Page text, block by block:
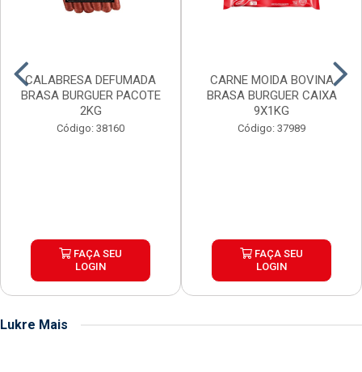
CALABRESA DEFUMADA
BRASA BURGUER PACOTE
2KG
Código: 38160
FAÇA SEU
LOGIN
CARNE MOIDA BOVINA
BRASA BURGUER CAIXA
9X1KG
Código: 37989
FAÇA SEU
LOGIN
Lukre Mais